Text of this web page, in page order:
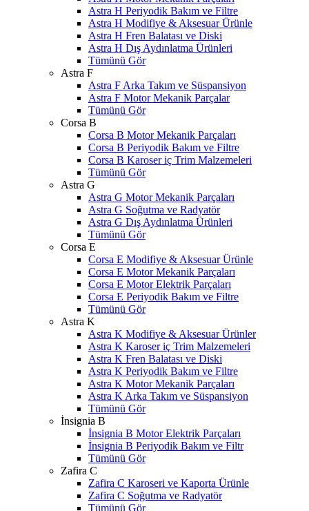
Astra H Periyodik Bakım ve Filtre
Astra H Modifiye & Aksesuar Ürünle
Astra H Fren Balatası ve Diski
Astra H Dış Aydınlatma Ürünleri
Tümünü Gör
Astra F
Astra F Arka Takım ve Süspansiyon
Astra F Motor Mekanik Parçalar
Tümünü Gör
Corsa B
Corsa B Motor Mekanik Parçaları
Corsa B Periyodik Bakım ve Filtre
Corsa B Karoser iç Trim Malzemeleri
Tümünü Gör
Astra G
Astra G Motor Mekanik Parçaları
Astra G Soğutma ve Radyatör
Astra G Dış Aydınlatma Ürünleri
Tümünü Gör
Corsa E
Corsa E Modifiye & Aksesuar Ürünle
Corsa E Motor Mekanik Parçaları
Corsa E Motor Elektrik Parçaları
Corsa E Periyodik Bakım ve Filtre
Tümünü Gör
Astra K
Astra K Modifiye & Aksesuar Ürünler
Astra K Karoser iç Trim Malzemeleri
Astra K Fren Balatası ve Diski
Astra K Periyodik Bakım ve Filtre
Astra K Motor Mekanik Parçaları
Astra K Arka Takım ve Süspansiyon
Tümünü Gör
İnsignia B
İnsignia B Motor Elektrik Parçaları
İnsignia B Periyodik Bakım ve Filtr
Tümünü Gör
Zafira C
Zafira C Karoseri ve Kaporta Ürünle
Zafira C Soğutma ve Radyatör
Tümünü Gör